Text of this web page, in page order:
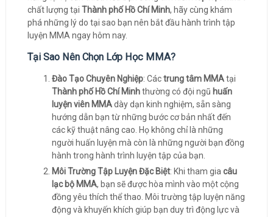
chất lượng tại Thành phố Hồ Chí Minh, hãy cùng khám
phá những lý do tại sao bạn nên bắt đầu hành trình tập
luyện MMA ngay hôm nay.
Tại Sao Nên Chọn Lớp Học MMA?
Đào Tạo Chuyên Nghiệp: Cáctrung tâm MMAtại
Thành phố Hồ Chí Minhthường có đội ngũ huấn
luyện viên MMAdày dạn kinh nghiệm, sẵn sàng
hướng dẫn bạn từ những bước cơ bản nhất đến
các kỹ thuật nâng cao. Họ không chỉ là những
người huấn luyện mà còn là những người bạn đồng
hành trong hành trình luyện tập của bạn.
Môi Trường Tập Luyện Đặc Biệt: Khi tham gia câu
lạc bộ MMA, bạn sẽ được hòa mình vào một cộng
đồng yêu thích thể thao. Môi trường tập luyện năng
động và khuyến khích giúp bạn duy trì động lực và